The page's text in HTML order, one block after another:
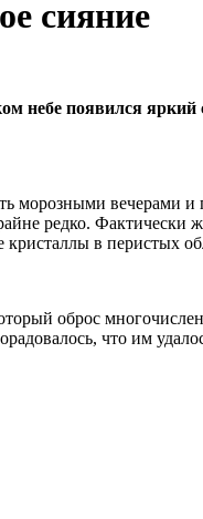
сияние
небе появился
морозными вечерами и
редко. Фактически
кристаллы в перистых
оброс
что им